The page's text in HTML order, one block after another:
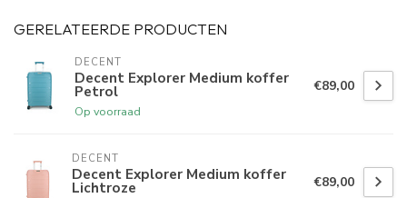
GERELATEERDE PRODUCTEN
DECENT
Decent Explorer Medium koffer
Petrol
Op voorraad
€89,00
DECENT
Decent Explorer Medium koffer
Lichtroze €89,00